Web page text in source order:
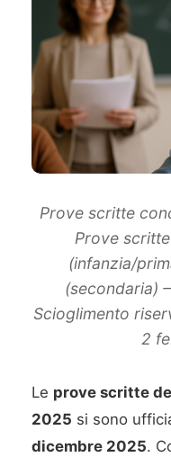
Prove scritte
Prove
(infanzia/
(secondaria)
Scioglimento
2
Le prove scritte
2025 si sono
dicembre 2025.